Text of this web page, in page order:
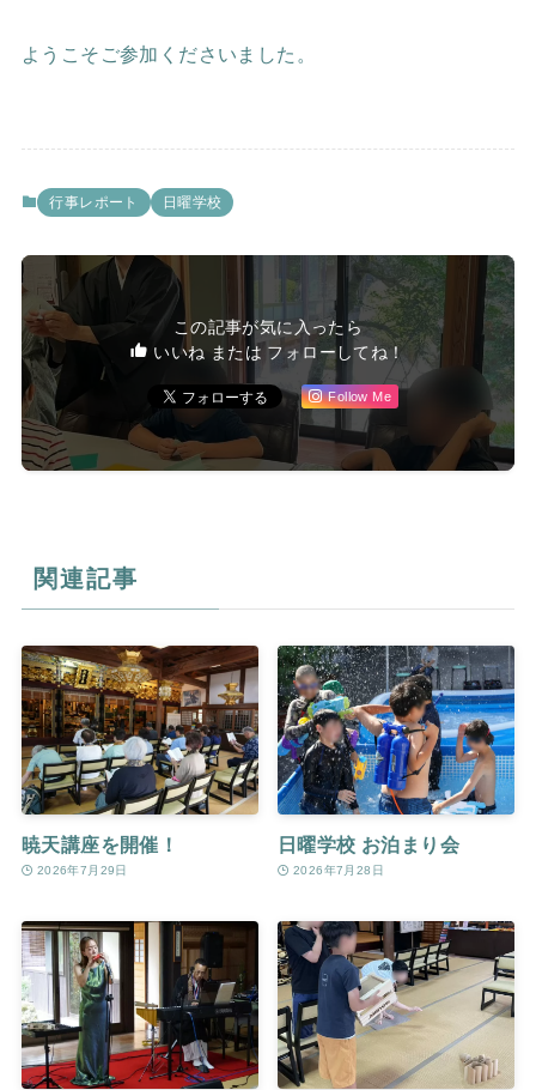
ようこそご参加くださいました。
行事レポート 日曜学校
この記事が気に入ったら
いいね または フォローしてね！
Follow Me
関連記事
暁天講座を開催！
2026年7月29日
日曜学校 お泊まり会
2026年7月28日